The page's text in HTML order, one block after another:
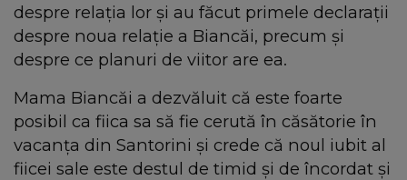
despre relația lor și au făcut primele declarații
despre noua relație a Biancăi, precum și
despre ce planuri de viitor are ea.
Mama Biancăi a dezvăluit că este foarte
posibil ca fiica sa să fie cerută în căsătorie în
vacanța din Santorini și crede că noul iubit al
fiicei sale este destul de timid și de încordat și